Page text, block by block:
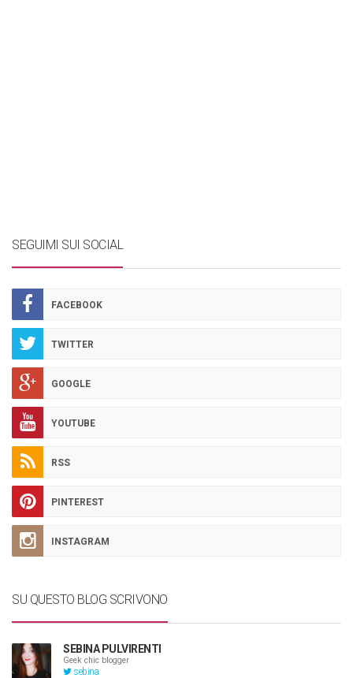
SEGUIMI SUI SOCIAL
FACEBOOK
TWITTER
GOOGLE
YOUTUBE
RSS
PINTEREST
INSTAGRAM
SU QUESTO BLOG SCRIVONO
SEBINA PULVIRENTI
Geek chic blogger
sebina